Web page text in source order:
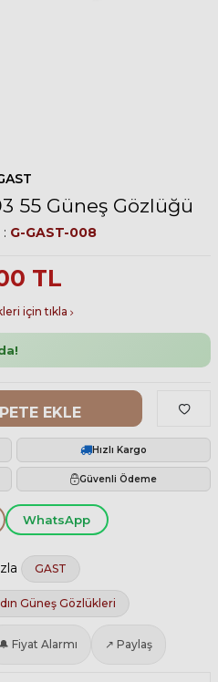
55 Güneş Gözlüğü
G-GAST-008
TL
için tıkla
EKLE
Hızlı Kargo
Güvenli Ödeme
WhatsApp
GAST
Güneş Gözlükleri
🔔 Fiyat Alarmı ↗ Paylaş